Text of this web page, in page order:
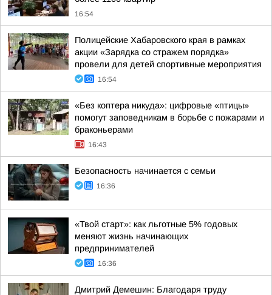
16:54
Полицейские Хабаровского края в рамках
акции «Зарядка со стражем порядка»
провели для детей спортивные мероприятия
16:54
«Без коптера никуда»: цифровые «птицы»
помогут заповедникам в борьбе с пожарами и
браконьерами
16:43
Безопасность начинается с семьи
16:36
«Твой старт»: как льготные 5% годовых
меняют жизнь начинающих
предпринимателей
16:36
Дмитрий Демешин: Благодаря труду